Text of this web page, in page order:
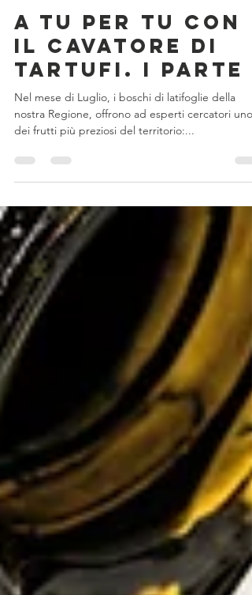
29 giu 2020
Tempo di lettura: 2 min
A tu per tu con
il cavatore di
tartufi. i parte
Nel mese di Luglio, i boschi di latifoglie della
dei frutti più preziosi del territorio:...